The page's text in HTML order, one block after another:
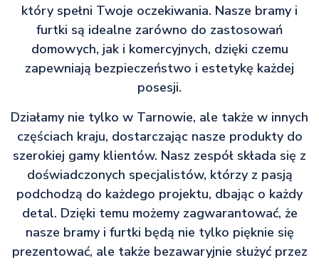
który spełni Twoje oczekiwania. Nasze bramy i
furtki są idealne zarówno do zastosowań
domowych, jak i komercyjnych, dzięki czemu
zapewniają bezpieczeństwo i estetykę każdej
posesji.
Działamy nie tylko w Tarnowie, ale także w innych
częściach kraju, dostarczając nasze produkty do
szerokiej gamy klientów. Nasz zespół składa się z
doświadczonych specjalistów, którzy z pasją
podchodzą do każdego projektu, dbając o każdy
detal. Dzięki temu możemy zagwarantować, że
nasze bramy i furtki będą nie tylko pięknie się
prezentować, ale także bezawaryjnie służyć przez